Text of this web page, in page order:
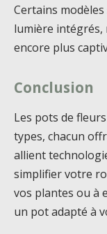
Certains
lumière intégrés,
encore plus
Conclusion
Les pots de
types, chacun
allient
simplifier votre
vos plantes ou à
un pot adapté à